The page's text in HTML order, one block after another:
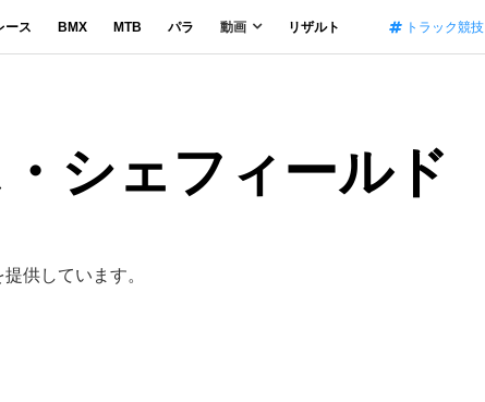
ース BMX MTB パラ 動画 リザルト トラック競技
シェフィールド
供しています。